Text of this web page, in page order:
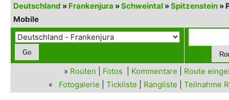
Deutschland » Frankenjura »Schweintal »Spitzenstein »
Mobile
» Routen Fotos Kommentare
Route
« Fotogalerie Tickliste Rangliste Teilnahme